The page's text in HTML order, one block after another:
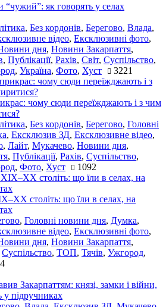
як говорять у селах
, Без кордонів, Берегово, Влада,
відео, Ексклюзивні фото,
дня, Новини Закарпаття,
, Публікації, Рахів, Світ, Суспільство,
, Україна, Фото, Хуст 3221
чому сюди переїжджають і з чим
, Без кордонів, Берегово, Головні
, Ексклюзив ЗД, Ексклюзивне відео,
, Лайт, Мукачево, Новини дня,
, Публікації, Рахів, Суспільство,
, Фото, Хуст 1092
століть: що їли в селах, на
, Головні новини дня, Думка,
відео, Ексклюзивні фото,
дня, Новини Закарпаття,
Суспільство, ТОП, Тячів, Ужгород,
Закарпаттям: князі, замки і війни,
у підручниках